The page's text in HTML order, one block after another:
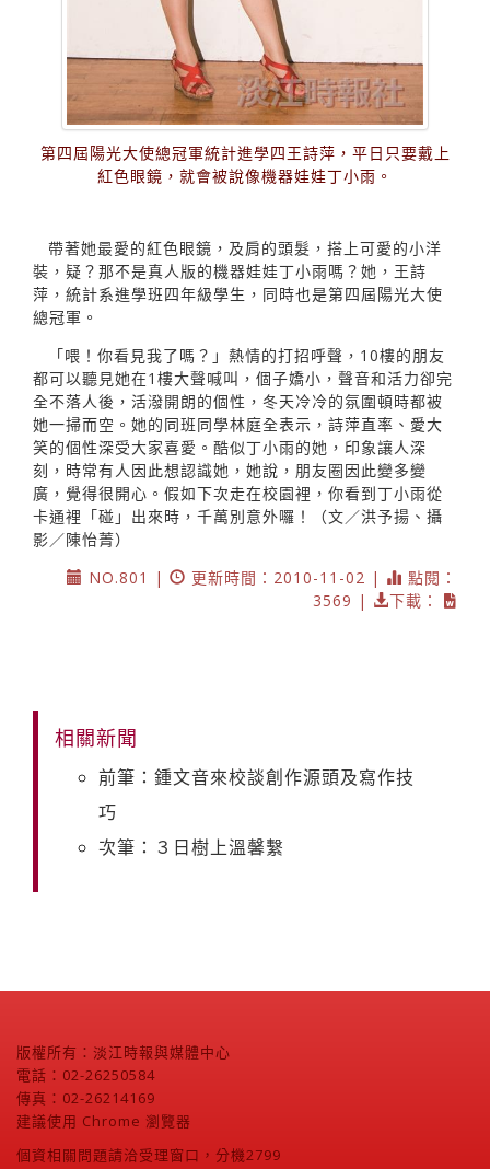
第四屆陽光大使總冠軍統計進學四王詩萍，平日只要戴上
紅色眼鏡，就會被說像機器娃娃丁小雨。
帶著她最愛的紅色眼鏡，及肩的頭髮，搭上可愛的小洋
裝，疑？那不是真人版的機器娃娃丁小雨嗎？她，王詩
萍，統計系進學班四年級學生，同時也是第四屆陽光大使
總冠軍。
「喂！你看見我了嗎？」熱情的打招呼聲，10樓的朋友
都可以聽見她在1樓大聲喊叫，個子嬌小，聲音和活力卻完
全不落人後，活潑開朗的個性，冬天冷冷的氛圍頓時都被
她一掃而空。她的同班同學林庭全表示，詩萍直率、愛大
笑的個性深受大家喜愛。酷似丁小雨的她，印象讓人深
刻，時常有人因此想認識她，她說，朋友圈因此變多變
廣，覺得很開心。假如下次走在校園裡，你看到丁小雨從
卡通裡「碰」出來時，千萬別意外囉！（文／洪予揚、攝
影／陳怡菁）
NO.801 |
更新時間：2010-11-02 |
點閱：
3569 |
下載：
相關新聞
前筆：鍾文音來校談創作源頭及寫作技
巧
次筆：３日樹上溫馨繫
版權所有：淡江時報與媒體中心
電話：02-26250584
傳真：02-26214169
建議使用 Chrome 瀏覽器
個資相關問題請洽受理窗口，分機2799